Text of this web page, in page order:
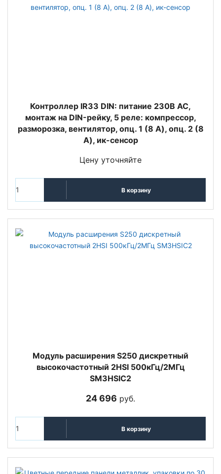
Контроллер IR33 DIN: питание 230В АС,
монтаж на DIN-рейку, 5 реле: компрессор,
разморозка, вентилятор, опц. 1 (8 A), опц. 2 (8
A), ик-сенсор
Цену уточняйте
В корзину
Модуль расширения S250 дискретный
высокочастотный 2HSI 500кГц/2МГц
SM3HSIC2
24 696 руб.
В корзину